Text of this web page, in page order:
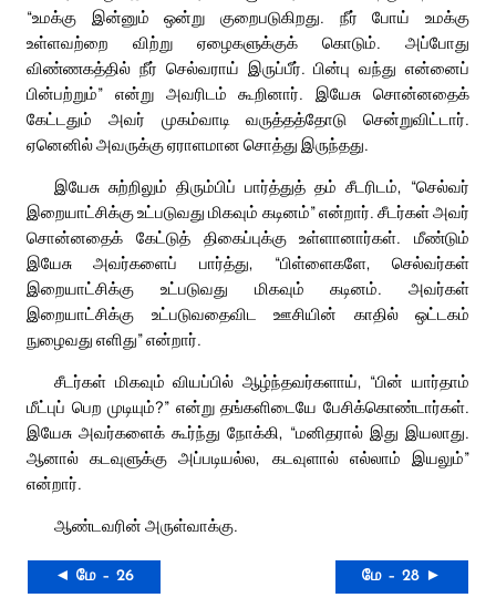
“உமக்கு இன்னும் ஒன்று குறைபடுகிறது. நீர் போய் உமக்கு
உள்ளவற்றை விற்று ஏழைகளுக்குக் கொடும். அப்போது
விண்ணகத்தில் நீர் செல்வராய் இருப்பீர். பின்பு வந்து என்னைப்
பின்பற்றும்” என்று அவரிடம் கூறினார். இயேசு சொன்னதைக்
கேட்டதும் அவர் முகம்வாடி வருத்தத்தோடு சென்றுவிட்டார்.
ஏனெனில் அவருக்கு ஏராளமான சொத்து இருந்தது.
இயேசு சுற்றிலும் திரும்பிப் பார்த்துத் தம் சீடரிடம், “செல்வர்
இறையாட்சிக்கு உட்படுவது மிகவும் கடினம்” என்றார். சீடர்கள் அவர்
சொன்னதைக் கேட்டுத் திகைப்புக்கு உள்ளானார்கள். மீண்டும்
இயேசு அவர்களைப் பார்த்து, “பிள்ளைகளே, செல்வர்கள்
இறையாட்சிக்கு உட்படுவது மிகவும் கடினம். அவர்கள்
இறையாட்சிக்கு உட்படுவதைவிட ஊசியின் காதில் ஒட்டகம்
நுழைவது எளிது” என்றார்.
சீடர்கள் மிகவும் வியப்பில் ஆழ்ந்தவர்களாய், “பின் யார்தாம்
மீட்புப் பெற முடியும்?” என்று தங்களிடையே பேசிக்கொண்டார்கள்.
இயேசு அவர்களைக் கூர்ந்து நோக்கி, “மனிதரால் இது இயலாது.
ஆனால் கடவுளுக்கு அப்படியல்ல, கடவுளால் எல்லாம் இயலும்”
என்றார்.
ஆண்டவரின் அருள்வாக்கு.
◄ மே – 26 மே – 28 ►